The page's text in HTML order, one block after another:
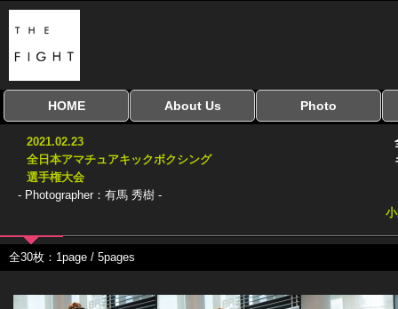
HOME
全興行を表示
ナイスミドル
アマチュアキック
協議会
全日本学生キック
建武館キッズ大会
Bigbang
おやじファイト
About Us Photo
2021.02.23
全日本アマチュアキックボクシング
選手権大会
- Photographer：有馬 秀樹 -
全30枚：1page / 5pages